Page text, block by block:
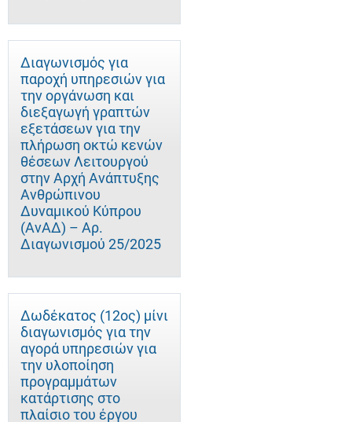
Διαγωνισμός για
παροχή υπηρεσιών για
την οργάνωση και
διεξαγωγή γραπτών
εξετάσεων για την
πλήρωση οκτώ κενών
θέσεων Λειτουργού
στην Αρχή Ανάπτυξης
Ανθρώπινου
Δυναμικού Κύπρου
(ΑνΑΔ) – Αρ.
Διαγωνισμού 25/2025
Δωδέκατος (12ος) μίνι
διαγωνισμός για την
αγορά υπηρεσιών για
την υλοποίηση
προγραμμάτων
κατάρτισης στο
πλαίσιο του έργου